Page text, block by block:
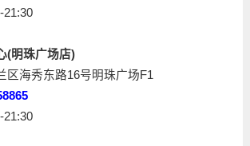
21:30
(明珠广场店)
区海秀东路16号明珠广场F1
21:30